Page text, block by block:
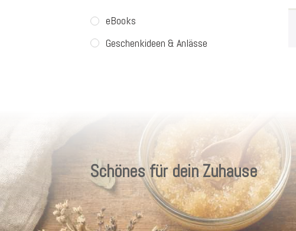
eBooks
Geschenkideen & Anlässe
Schönes für dein Zuhause